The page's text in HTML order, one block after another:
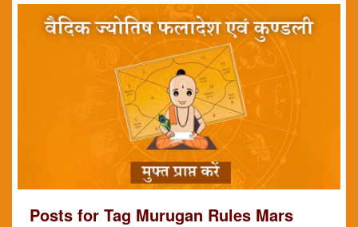
Posts for Tag Murugan Rules Mars